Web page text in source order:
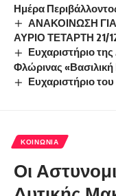
Ημέρα
ΑΝΑΚΟΙΝΩΣΗ
ΑΥΡΙΟ ΤΕΤΑΡΤΗ 21/
Ευχαριστήριο
Φλώρινας «Βασιλική
Ευχαριστήριο
ΚΟΙΝΩΝΊΑ
Οι